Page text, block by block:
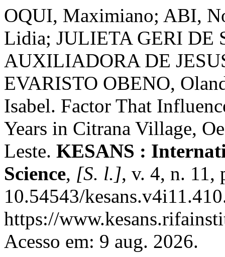
OQUI, Maximiano; ABI,
Lidia; JULIETA GERI DE
AUXILIADORA DE
EVARISTO OBENO,
Isabel. Factor That
Years in Citrana Village,
Leste. KESANS :
Science, [S. l.], v. 4, n. 11,
10.54543/
https://
Acesso em: 9 aug. 2026.